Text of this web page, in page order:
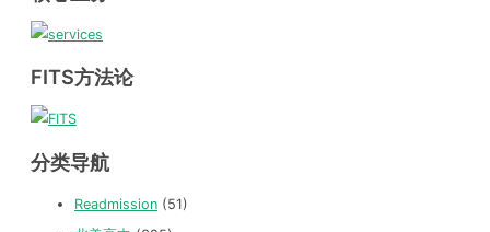
FITS方法论
分类导航
Readmission (51)